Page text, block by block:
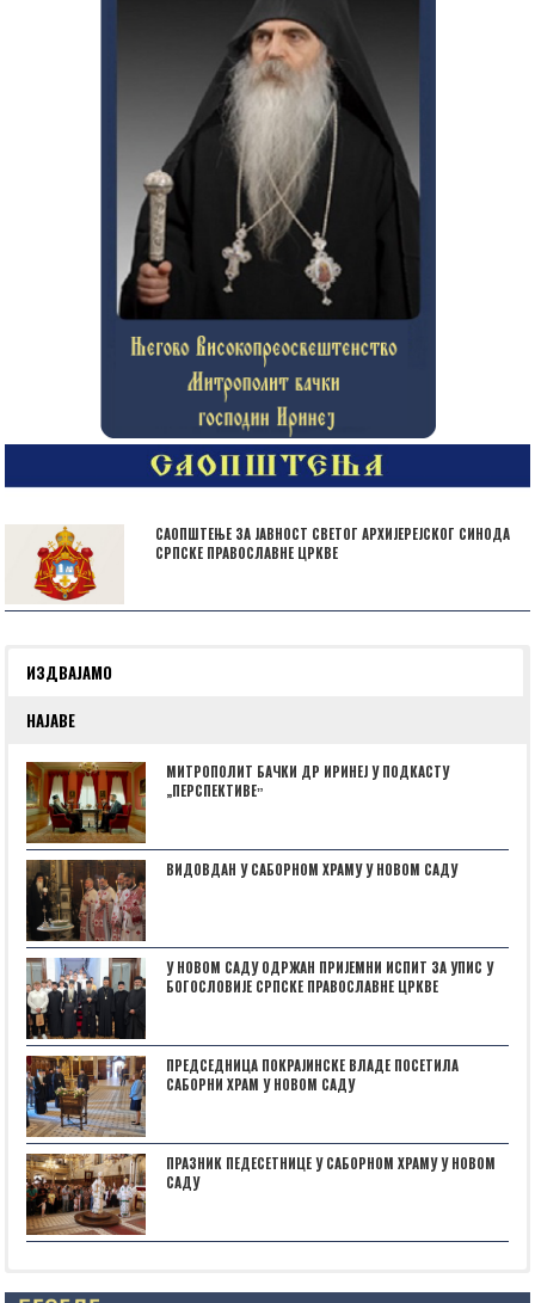
САОПШТЕЊЕ ЗА ЈАВНОСТ СВЕТОГ АРХИЈЕРЕЈСКОГ СИНОДА
СРПСКЕ ПРАВОСЛАВНЕ ЦРКВЕ
ИЗДВАЈАМО
НАЈАВЕ
МИТРОПОЛИТ БАЧКИ ДР ИРИНЕЈ У ПОДКАСТУ
„ПЕРСПЕКТИВЕˮ
ВИДОВДАН У САБОРНОМ ХРАМУ У НОВОМ САДУ
У НОВОМ САДУ ОДРЖАН ПРИЈЕМНИ ИСПИТ ЗА УПИС У
БОГОСЛОВИЈЕ СРПСКЕ ПРАВОСЛАВНЕ ЦРКВЕ
ПРЕДСЕДНИЦА ПОКРАЈИНСКЕ ВЛАДЕ ПОСЕТИЛА
САБОРНИ ХРАМ У НОВОМ САДУ
ПРАЗНИК ПЕДЕСЕТНИЦЕ У САБОРНОМ ХРАМУ У НОВОМ
САДУ
Posts not found